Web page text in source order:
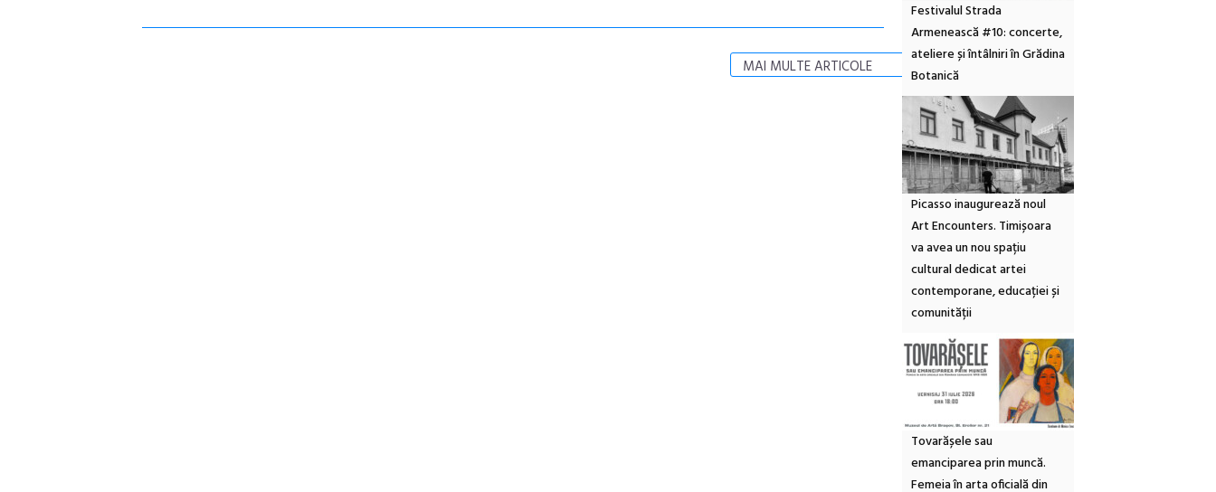
MAI MULTE ARTICOLE
Festivalul Strada
Armenească #10: concerte,
ateliere și întâlniri în Grădina
Botanică
Picasso inaugurează noul
Art Encounters. Timișoara
va avea un nou spațiu
cultural dedicat artei
contemporane, educației și
comunității
Tovarășele sau
emanciparea prin muncă.
Femeia în arta oficială din